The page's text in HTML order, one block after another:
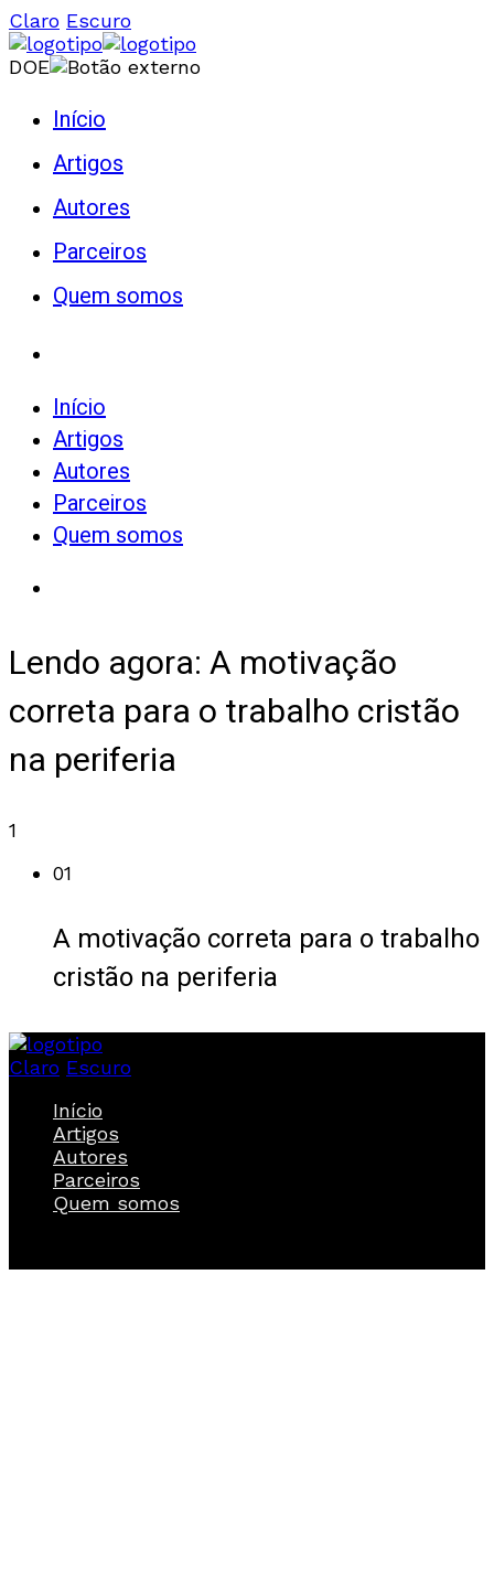
Claro Escuro
DOE
Início
Artigos
Autores
Parceiros
Quem somos
Início
Artigos
Autores
Parceiros
Quem somos
Lendo agora: A motivação
correta para o trabalho cristão
na periferia
1
01
A motivação correta para o trabalho
cristão na periferia
Claro Escuro
Início
Artigos
Autores
Parceiros
Quem somos